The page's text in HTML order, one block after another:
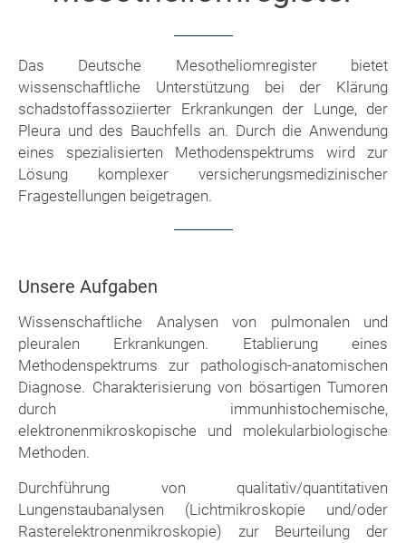
Das Deutsche Mesotheliomregister bietet
wissenschaftliche Unterstützung bei der Klärung
schadstoffassoziierter Erkrankungen der Lunge, der
Pleura und des Bauchfells an. Durch die Anwendung
eines spezialisierten Methodenspektrums wird zur
Lösung komplexer versicherungsmedizinischer
Fragestellungen beigetragen.
Unsere Aufgaben
Wissenschaftliche Analysen von pulmonalen und
pleuralen Erkrankungen. Etablierung eines
Methodenspektrums zur pathologisch-anatomischen
Diagnose. Charakterisierung von bösartigen Tumoren
durch immunhistochemische,
elektronenmikroskopische und molekularbiologische
Methoden.
Durchführung von qualitativ/quantitativen
Lungenstaubanalysen (Lichtmikroskopie und/oder
Rasterelektronenmikroskopie) zur Beurteilung der